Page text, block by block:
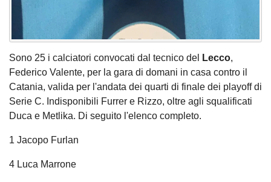
Sono 25 i calciatori convocati dal tecnico del Lecco,
Federico Valente, per la gara di domani in casa contro il
Catania, valida per l'andata dei quarti di finale dei playoff di
Serie C. Indisponibili Furrer e Rizzo, oltre agli squalificati
Duca e Metlika. Di seguito l'elenco completo.
1 Jacopo Furlan
4 Luca Marrone